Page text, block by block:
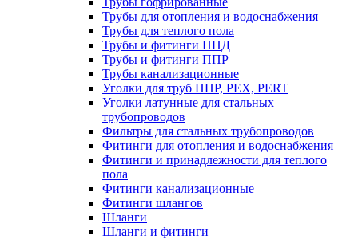
Трубы для отопления и водоснабжения
Трубы для теплого пола
Трубы и фитинги ПНД
Трубы и фитинги ППР
Трубы канализационные
Уголки для труб ППР, PEX, PERT
Уголки латунные для стальных
трубопроводов
Фильтры для стальных трубопроводов
Фитинги для отопления и водоснабжения
Фитинги и принадлежности для теплого
пола
Фитинги канализационные
Фитинги шлангов
Шланги
Шланги и фитинги